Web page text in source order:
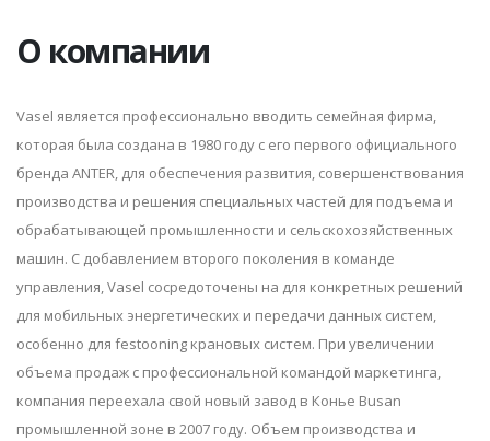
О компании
Vasel является профессионально вводить семейная фирма,
которая была создана в 1980 году с его первого официального
бренда ANTER, для обеспечения развития, совершенствования
производства и решения специальных частей для подъема и
обрабатывающей промышленности и сельскохозяйственных
машин. С добавлением второго поколения в команде
управления, Vasel сосредоточены на для конкретных решений
для мобильных энергетических и передачи данных систем,
особенно для festooning крановых систем. При увеличении
объема продаж с профессиональной командой маркетинга,
компания переехала свой новый завод в Конье Busan
промышленной зоне в 2007 году. Объем производства и